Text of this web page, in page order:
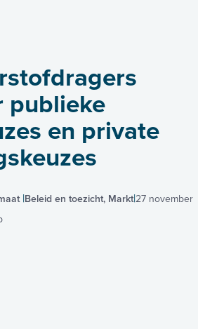
publieke
en private
Beleid en toezicht, Markt27 november